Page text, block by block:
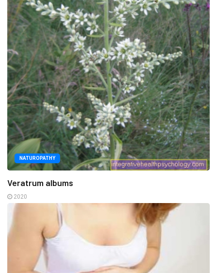
NATUROPATHY
Veratrum albums
2020